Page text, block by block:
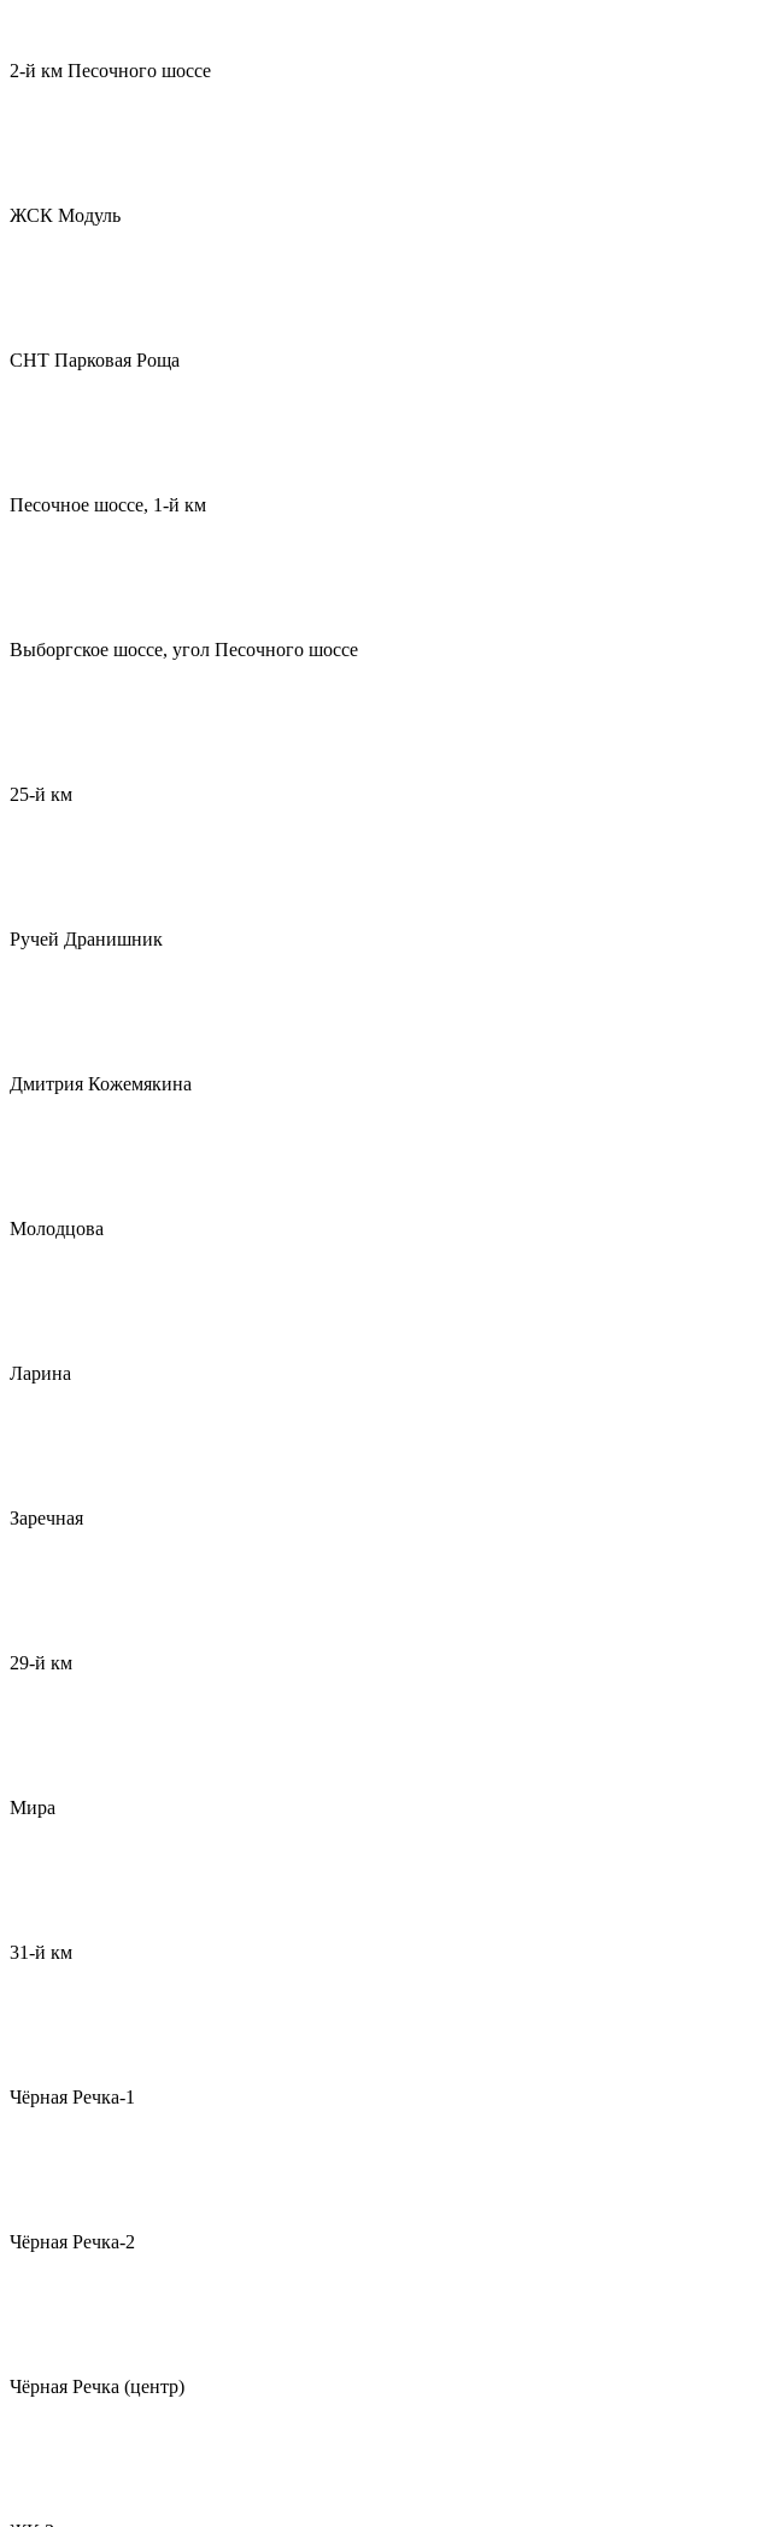
2-й км Песочного шоссе
ЖСК Модуль
СНТ Парковая Роща
Песочное шоссе, 1-й км
Выборгское шоссе, угол Песочного шоссе
25-й км
Ручей Дранишник
Дмитрия Кожемякина
Молодцова
Ларина
Заречная
29-й км
Мира
31-й км
Чёрная Речка-1
Чёрная Речка-2
Чёрная Речка (центр)